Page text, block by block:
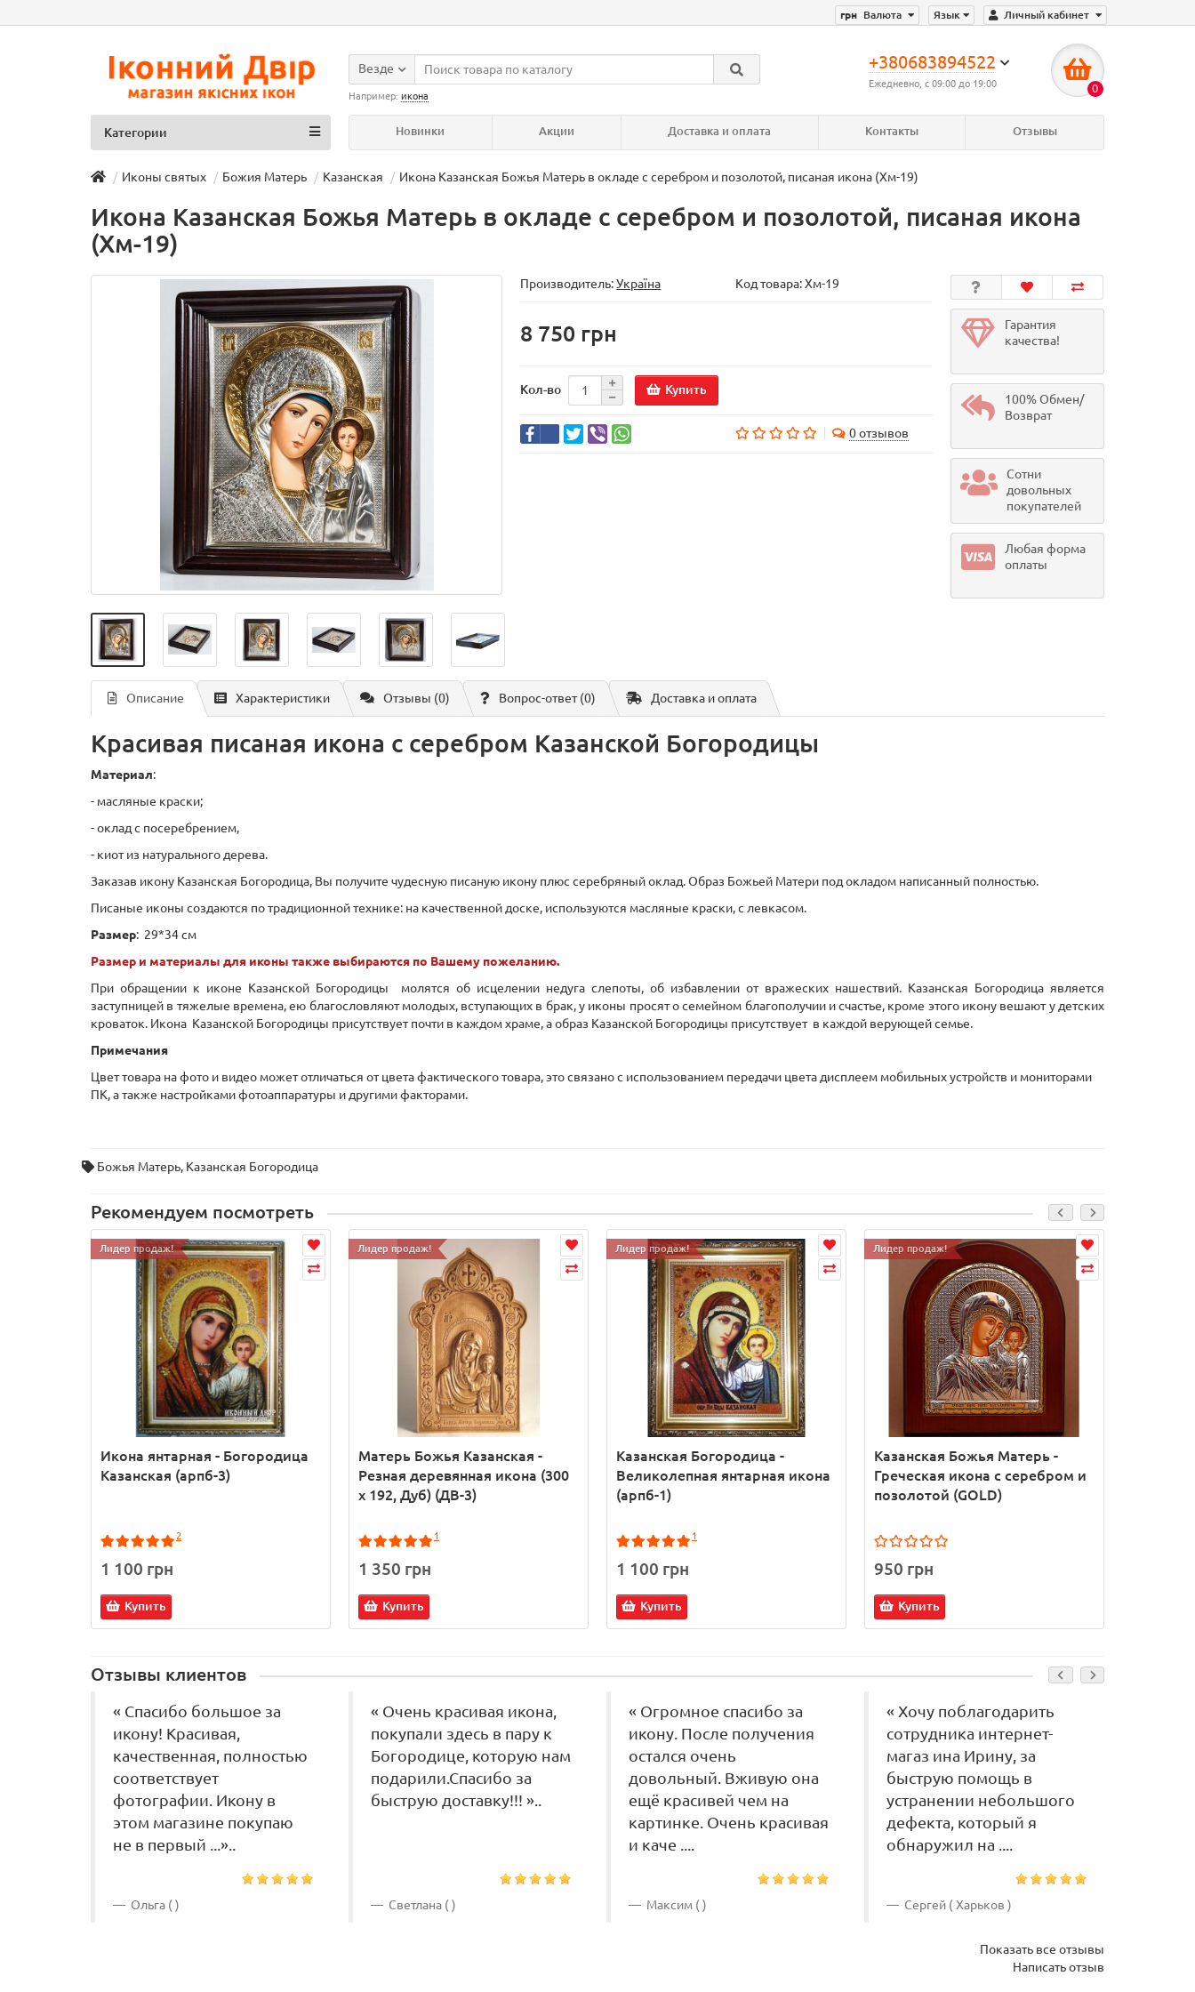
Личный кабинет
Язык
грн Валюта
+380683894522
Ежедневно, с 09:00 до 19:00 0
Везде
Например: икона
Новинки Акции Доставка и оплата Контакты Отзывы
Категории
Иконы святых Божия Матерь Казанская Икона Казанская Божья Матерь в окладе с серебром и позолотой, писаная икона (Хм-19)
Икона Казанская Божья Матерь в окладе с серебром и позолотой, писаная икона
(Хм-19)
Производитель:Україна Код товара:Хм-19
8 750 грн
Кол-во Купить
0 отзывов
Гарантия
качества!
100% Обмен/
Возврат
Сотни
довольных
покупателей
Любая форма
оплаты
Описание Характеристики Отзывы (0) Вопрос-ответ(0) Доставка и оплата
Красивая писаная икона с серебром Казанской Богородицы
Материал:
- масляные краски;
- оклад с посеребрением,
- киот из натурального дерева.
Заказав икону Казанская Богородица, Вы получите чудесную писаную икону плюс серебряный оклад. Образ Божьей Матери под окладом написанный полностью.
Писаные иконы создаются по традиционной технике: на качественной доске, используются масляные краски, с левкасом.
Размер: 29*34 см
Размер и материалы для иконы также выбираются по Вашему пожеланию.
При обращении к иконе Казанской Богородицы молятся об исцелении недуга слепоты, об избавлении от вражеских нашествий. Казанская Богородица является
заступницей в тяжелые времена, ею благословляют молодых, вступающих в брак, у иконы просят о семейном благополучии и счастье, кроме этого икону вешают у детских
кроваток. Икона Казанской Богородицы присутствует почти в каждом храме, а образ Казанской Богородицы присутствует в каждой верующей семье.
Примечания
Цвет товара на фото и видео может отличаться от цвета фактического товара, это связано с использованием передачи цвета дисплеем мобильных устройств и мониторами
ПК, а также настройками фотоаппаратуры и другими факторами.
Божья Матерь, Казанская Богородица
Рекомендуем посмотреть
Лидер продаж!
Икона янтарная - Богородица
Казанская (арпб-3)
2
1 100 грн
Купить
Лидер продаж!
Матерь Божья Казанская -
Резная деревянная икона (300
х 192, Дуб) (ДВ-3)
1
1 350 грн
Купить
Лидер продаж!
Казанская Богородица -
Великолепная янтарная икона
(арпб-1)
1
1 100 грн
Купить
Лидер продаж!
Казанская Божья Матерь -
Греческая икона с серебром и
позолотой (GOLD)
950 грн
Купить
Отзывы клиентов
« Спасибо большое за
икону! Красивая,
качественная, полностью
соответствует
фотографии. Икону в
этом магазине покупаю
не в первый ...»..
Ольга ( )
« Очень красивая икона,
покупали здесь в пару к
Богородице, которую нам
подарили.Спасибо за
быструю доставку!!! »..
Светлана ( )
« Огромное спасибо за
икону. После получения
остался очень
довольный. Вживую она
ещё красивей чем на
картинке. Очень красивая
и каче ....
Максим ( )
« Хочу поблагодарить
сотрудника интернет-
магаз ина Ирину, за
быструю помощь в
устранении небольшого
дефекта, который я
обнаружил на ....
Сергей ( Харьков )
Показать все отзывы
Написать отзыв